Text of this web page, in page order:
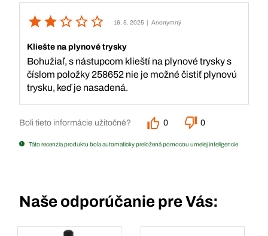
16. 5. 2025 | Anonymný
Kliešte na plynové trysky
Bohužiaľ, s nástupcom klieští na plynové trysky s
číslom položky 258652 nie je možné čistiť plynovú
trysku, keď je nasadená.
Boli tieto informácie užitočné? 0 0
Táto recenzia produktu bola automaticky preložená pomocou umelej inteligencie
Naše odporúčanie pre Vás: